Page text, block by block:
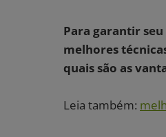
Para garantir
melhores
quais são as
Leia também: